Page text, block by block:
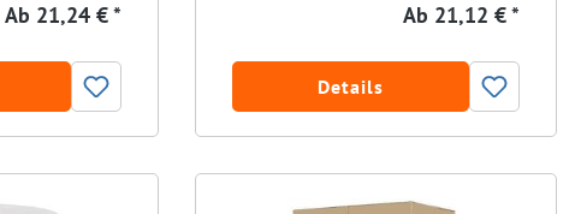
Ab 21,24 € * Ab 21,12 € *
Details